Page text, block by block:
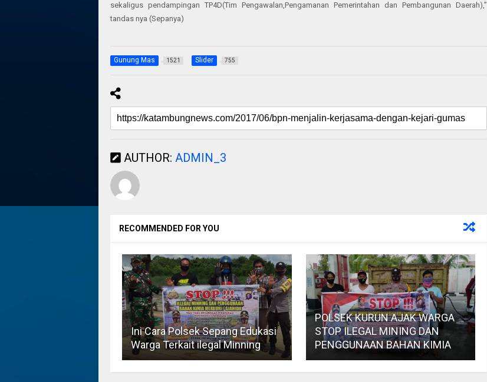
sekaligus pendampingan TP4D(Tim Pengawalan,Pengamanan Pemerintahan dan Pembangunan Daerah),”
tandas nya (Sepanya)
Gunung Mas 1521 Slider 755
AUTHOR: ADMIN_3
RECOMMENDED FOR YOU
Ini Cara Polsek Sepang Edukasi
Warga Terkait ilegal Minning
POLSEK KURUN AJAK WARGA
STOP ILEGAL MINING DAN
PENGGUNAAN BAHAN KIMIA